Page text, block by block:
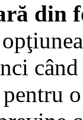
din